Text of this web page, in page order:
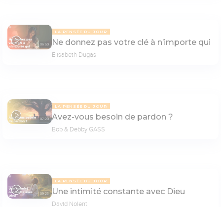
06:50
LA PENSÉE DU JOUR
Ne donnez pas votre clé à n’importe qui
Elisabeth Dugas
07:20
LA PENSÉE DU JOUR
Avez-vous besoin de pardon ?
Bob & Debby GASS
09:23
LA PENSÉE DU JOUR
Une intimité constante avec Dieu
David Nolent